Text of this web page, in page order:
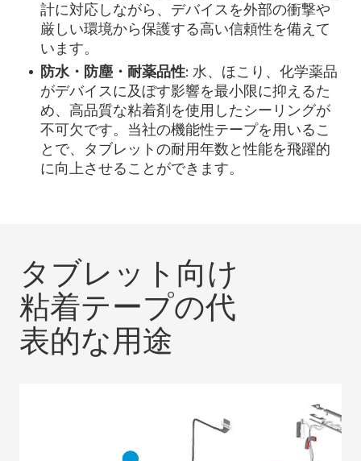
計に対応しながら、デバイスを外部の衝撃や
厳しい環境から保護する高い信頼性を備えて
います。
防水・防塵・耐薬品性: 水、ほこり、化学薬品
がデバイスに及ぼす影響を最小限に抑えるた
め、高品質な粘着剤を使用したシーリングが
不可欠です。当社の機能性テープを用いるこ
とで、タブレットの耐用年数と性能を飛躍的
に向上させることができます。
タブレット向け
粘着テープの代
表的な用途